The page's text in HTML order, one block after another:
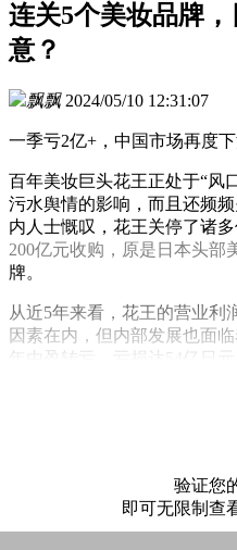
连关5个美妆品牌
意？
飘飘 2024/05/10 12:31:07
一季亏2亿+，中国市场再度下
百年美妆巨头花王正处于“风
污水舆情的影响，而且还频
内人士慨叹，花王关停了诸
200亿元收购，原是日本头部
牌。
从近5年来看，花王的营业利
因素在内，但内部发展也面
年由盈转亏，亏损达54亿日元
验证您
即可无限制查